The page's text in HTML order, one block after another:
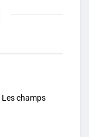
Les champs